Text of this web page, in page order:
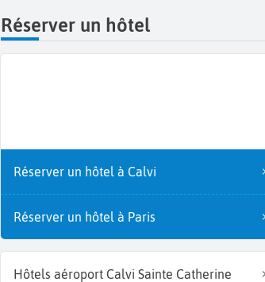
Réserver un hôtel
Réserver un hôtel à Calvi
Réserver un hôtel à Paris
Hôtels aéroport Calvi Sainte Catherine